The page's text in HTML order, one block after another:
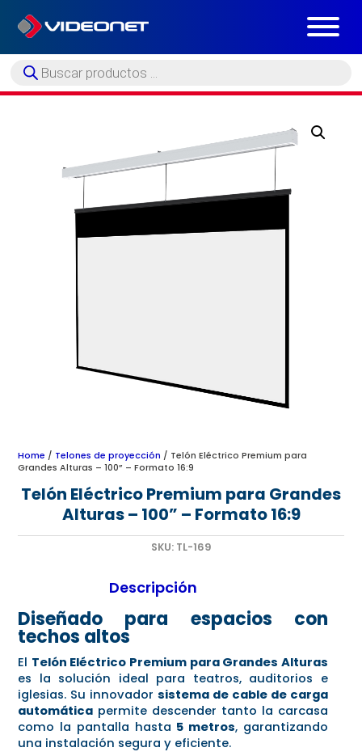
Búsqueda
de
Home / Telones de proyección / Telón Eléctrico Premium para
Grandes Alturas – 100” – Formato 16:9
Telón Eléctrico Premium para Grandes
Alturas – 100” – Formato 16:9
SKU: TL-169
Descripción
Diseñado para espacios con
techos altos
El Telón Eléctrico Premium para Grandes Alturas
es la solución ideal para teatros, auditorios e
iglesias. Su innovadorsistema de cable de carga
automática permite descender tanto la carcasa
como la pantalla hasta 5 metros, garantizando
una instalación segura y eficiente.